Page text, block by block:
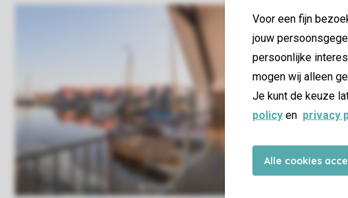
Voor een fijn
jouw
persoonlijke
mogen wij alleen
Je kunt de keuze
policy en privacy
Alle cookies